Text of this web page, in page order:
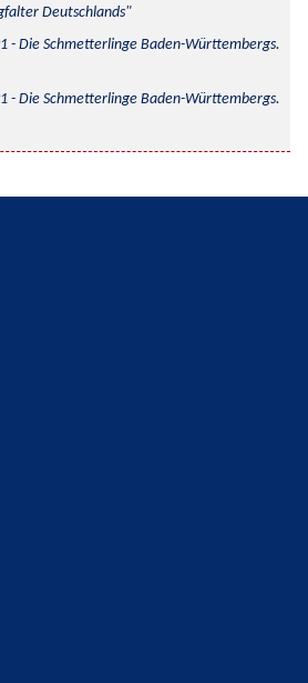
Deutschlands
- Die Schmetterlinge Baden-Württembergs.
- Die Schmetterlinge Baden-Württembergs.